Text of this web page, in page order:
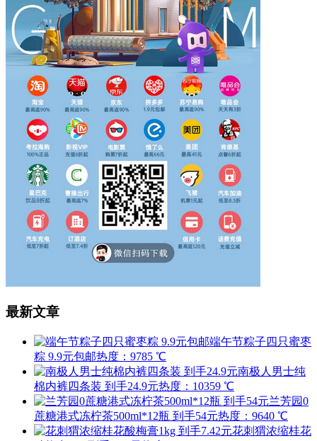
最新文章
端午节粽子四只蜜枣
粽 9.9元包邮热度：9785 ℃
南极人男士纯
棉内裤四条装 到手24.9元热度：10359 ℃
兰芳园0
蔗糖港式冻柠茶500ml*12瓶 到手54元热度：9640 ℃
花刺猬浓缩桂花